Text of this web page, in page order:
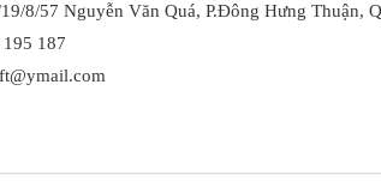
57 Nguyễn Văn Quá, P.Đông Hưng Thuận,
187